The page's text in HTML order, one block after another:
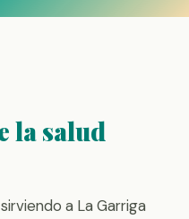
la salud
a La Garriga